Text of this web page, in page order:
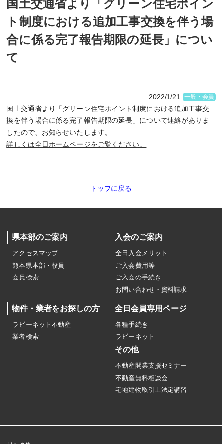
国土交通省より「グリーン住宅ポイン
ト制度における追加工事交換を伴う場
合に係る完了報告期限の延長」につい
て
2022/1/21 一般・会員
国土交通省より「グリーン住宅ポイント制度における追加工事交
換を伴う場合に係る完了報告期限の延長」について連絡がありま
したので、お知らせいたします。
詳しくは全日ホームページをご覧ください。
トップに戻る
県本部のご案内
アクセスマップ
熊本県本部・役員
会員検索
入会のご案内
全日入会メリット
ご入会費用等
ご入会の手続き
お問い合わせ・資料請求
物件・業者をお探しの方
ラビーネット不動産
業者検索
全日会員専用ページ
各種手続き
ラビーネット
その他
不動産開業支援セミナー
不動産無料相談会
宅地建物取引士法定講習